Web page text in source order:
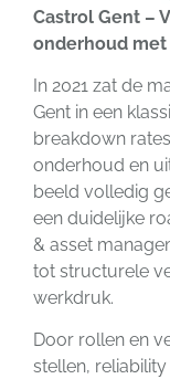
Castrol Gent –
onderhoud
In 2021 zat de
Gent in een
breakdown
onderhoud en
beeld volledig
een duidelijke
& asset
tot structurele
werkdruk.
Door rollen en
stellen,